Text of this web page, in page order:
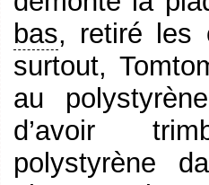
bas, retiré les
surtout,
au
d’avoir
polystyrène